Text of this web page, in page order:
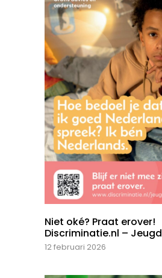
Niet oké? Praat erover!
Discriminatie.nl – Jeugd
12 februari 2026